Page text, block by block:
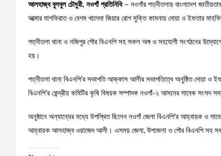
আলহাজ্ব বুলবুল চৌধুরী, নওগাঁ প্রতিনিধি– নওগাঁর পত্নীতলায় বাংলাদেশ
আত্মার মাগফিরাত ও বেগম খালেদা জিয়ার রোগ মুক্তি কামনায় দোয়া ও ইফতার
পত্নীতলা থানা ও নজিপুর পৌর বিএনপি সহ সকল অঙ্গ ও সহযোগী সংগঠনের
হয়।
পত্নীতলা থানা বিএনপি’র সভাপতি আক্কাস আলীর সভাপতিত্বে অনুষ্ঠিত দোয়া ও
বিএনপি’র কেন্দ্রীয় কমিটির কৃষি বিষয়ক সম্পাদক নওগাঁ-২ আসনের সাবেক সংসদ
অনুষ্ঠানে অন্যান্যের মধ্যে উপস্থিত ছিলেন নওগাঁ জেলা বিএনপি’র আহ্বায়ক ও
আহ্বায়ক আলহাজ্ব ওয়াজেদ আলী। এসময় জেলা, উপজেলা ও পৌর বিএনপি সহ সকল